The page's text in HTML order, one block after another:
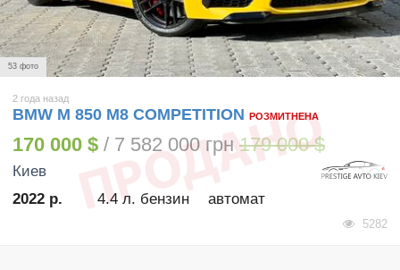
53 фото
2 года назад
BMW M 850 M8 COMPETITION РОЗМИТНЕНА
170 000 $ / 7 582 000 грн 179 000 $
Киев
2022 р.
4.4 л. бензин автомат
5282